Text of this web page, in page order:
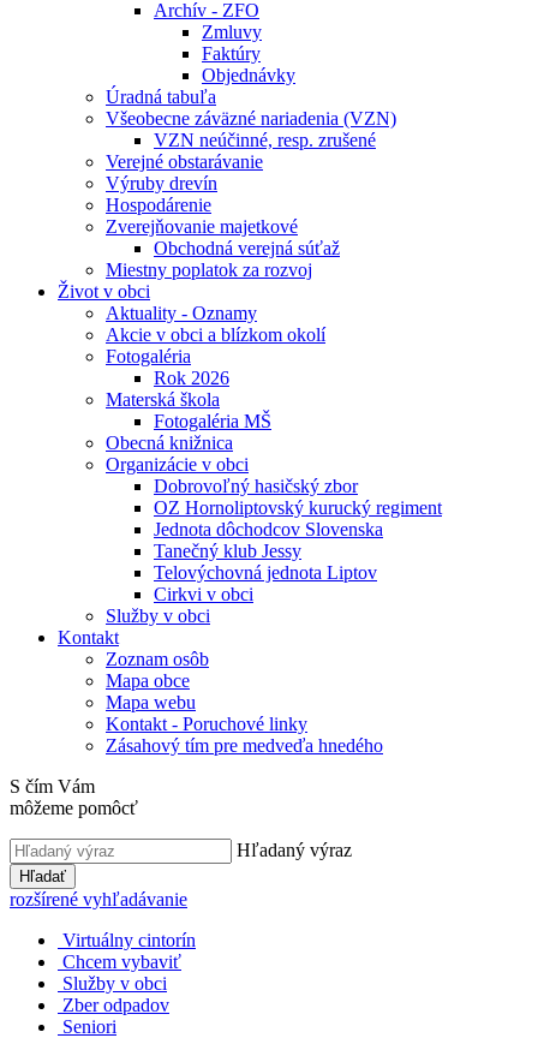
Archív - ZFO
Zmluvy
Faktúry
Objednávky
Úradná tabuľa
Všeobecne záväzné nariadenia (VZN)
VZN neúčinné, resp. zrušené
Verejné obstarávanie
Výruby drevín
Hospodárenie
Zverejňovanie majetkové
Obchodná verejná súťaž
Miestny poplatok za rozvoj
Život v obci
Aktuality - Oznamy
Akcie v obci a blízkom okolí
Fotogaléria
Rok 2026
Materská škola
Fotogaléria MŠ
Obecná knižnica
Organizácie v obci
Dobrovoľný hasičský zbor
OZ Hornoliptovský kurucký regiment
Jednota dôchodcov Slovenska
Tanečný klub Jessy
Telovýchovná jednota Liptov
Cirkvi v obci
Služby v obci
Kontakt
Zoznam osôb
Mapa obce
Mapa webu
Kontakt - Poruchové linky
Zásahový tím pre medveďa hnedého
S čím Vám
môžeme pomôcť
Hľadaný výraz
Hľadať
rozšírené vyhľadávanie
Virtuálny cintorín
Chcem vybaviť
Služby v obci
Zber odpadov
Seniori